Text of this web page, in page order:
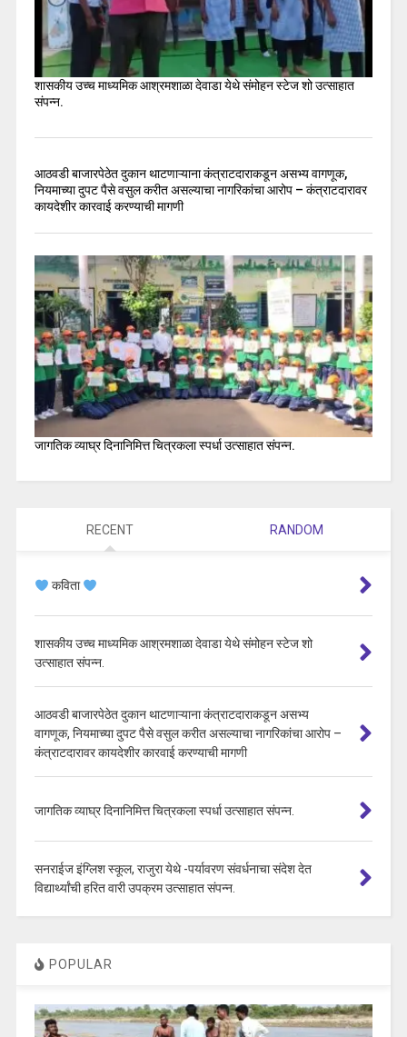
शासकीय उच्च माध्यमिक आश्रमशाळा देवाडा येथे संमोहन स्टेज शो उत्साहात
संपन्न.
आठवडी बाजारपेठेत दुकान थाटणाऱ्याना कंत्राटदाराकडून असभ्य वागणूक,
नियमाच्या दुपट पैसे वसुल करीत असल्याचा नागरिकांचा आरोप – कंत्राटदारावर
कायदेशीर कारवाई करण्याची मागणी
जागतिक व्याघ्र दिनानिमित्त चित्रकला स्पर्धा उत्साहात संपन्न.
RECENT RANDOM
कविता
शासकीय उच्च माध्यमिक आश्रमशाळा देवाडा येथे संमोहन स्टेज शो
उत्साहात संपन्न.
आठवडी बाजारपेठेत दुकान थाटणाऱ्याना कंत्राटदाराकडून असभ्य
वागणूक, नियमाच्या दुपट पैसे वसुल करीत असल्याचा नागरिकांचा आरोप –
कंत्राटदारावर कायदेशीर कारवाई करण्याची मागणी
जागतिक व्याघ्र दिनानिमित्त चित्रकला स्पर्धा उत्साहात संपन्न.
सनराईज इंग्लिश स्कूल, राजुरा येथे -पर्यावरण संवर्धनाचा संदेश देत
विद्यार्थ्यांची हरित वारी उपक्रम उत्साहात संपन्न.
POPULAR